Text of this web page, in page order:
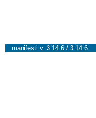
manifesti v. 3.14.6 / 3.14.6